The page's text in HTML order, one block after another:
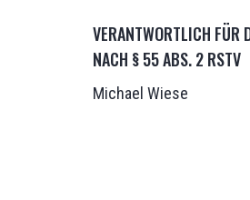
VERANTWORTLICH FÜR
NACH § 55 ABS. 2 RSTV
Michael Wiese